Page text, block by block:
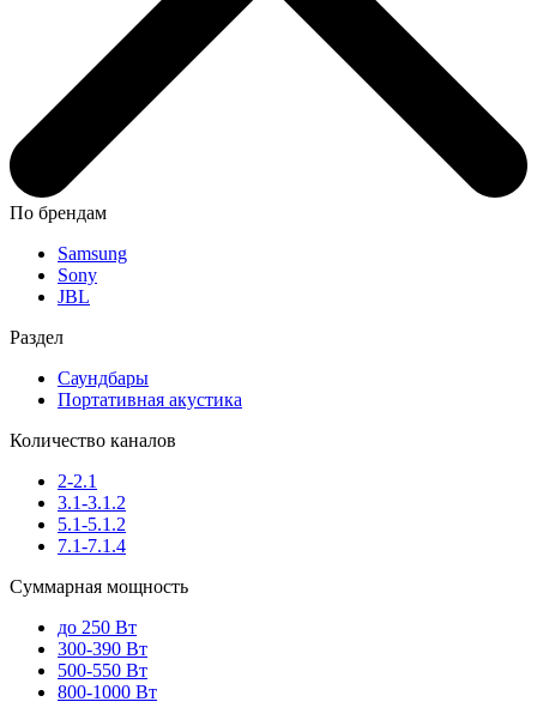
По брендам
Samsung
Sony
JBL
Раздел
Саундбары
Портативная акустика
Количество каналов
2-2.1
3.1-3.1.2
5.1-5.1.2
7.1-7.1.4
Суммарная мощность
до 250 Вт
300-390 Вт
500-550 Вт
800-1000 Вт